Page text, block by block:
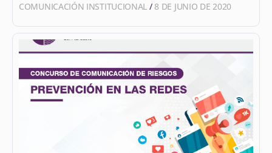
COMUNICACIÓN INSTITUCIONAL 8 DE JUNIO DE 2020